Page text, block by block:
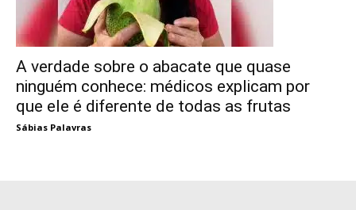
A verdade sobre o abacate que quase
ninguém conhece: médicos explicam por
que ele é diferente de todas as frutas
Sábias Palavras